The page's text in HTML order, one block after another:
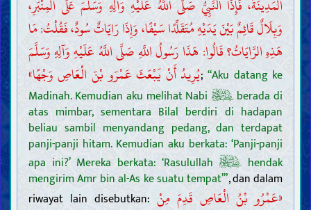
الْمَدِينَةَ، فَإِذَا النَّبِيُّ صَلَّى اللَّهُ عَلَيْهِ وَآلِهِ وَسَلَّمَ عَلَى الْمِنْبَرِ،
وَبِلَالٌ قَائِمٌ بَيْنَ يَدَيْهِ مُتَقَلِّدًا سَيْفًا، وَإِذَا رَايَاتٌ سُودٌ، فَقُلْتُ: مَا
هَذِهِ الرَّايَاتُ؟ قَالُوا: هَذَا رَسُولُ اللَّهِ صَلَّى اللَّهُ عَلَيْهِ وَآلِهِ وَسَلَّمَ
يُرِيدُ أَنْ يَبْعَثَ عَمْرَو بْنَ الْعَاصِ وَجْهًا»;“Aku datang ke
Madinah. Kemudian aku melihat Nabi
berada di
atas mimbar, sementara Bilal berdiri di hadapan
beliau sambil menyandang pedang, dan terdapat
panji-panji hitam. Kemudian aku berkata: ‘Panji-panji
apa ini?’ Mereka berkata: ‘Rasulullah
hendak
mengirim Amr bin al-As ke suatu tempat’”, dan dalam
riwayat lain disebutkan: «عَمْرُو بْنُ الْعَاصِ قَدِمَ مِنْ